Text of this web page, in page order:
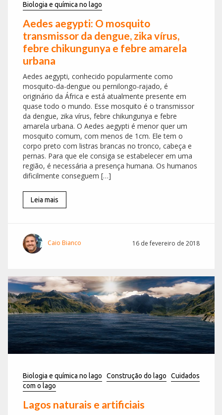
Biologia e química no lago
Aedes aegypti: O mosquito
transmissor da dengue, zika vírus,
febre chikungunya e febre amarela
urbana
Aedes aegypti, conhecido popularmente como
mosquito-da-dengue ou pernilongo-rajado, é
originário da África e está atualmente presente em
quase todo o mundo. Esse mosquito é o transmissor
da dengue, zika vírus, febre chikungunya e febre
amarela urbana. O Aedes aegypti é menor quer um
mosquito comum, com menos de 1cm. Ele tem o
corpo preto com listras brancas no tronco, cabeça e
pernas. Para que ele consiga se estabelecer em uma
região, é necessária a presença humana. Os humanos
dificilmente conseguem […]
Leia mais
Caio Bianco 16 de fevereiro de 2018
Biologia e química no lago Construção do lago
Cuidados
com o lago
Lagos naturais e artificiais